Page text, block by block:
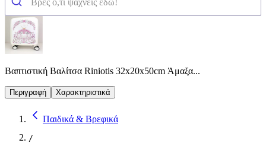
Βαπτιστική Βαλίτσα Riniotis 32x20x50cm Άμαξα...
Περιγραφή Χαρακτηριστικά
Παιδικά & Βρεφικά
/